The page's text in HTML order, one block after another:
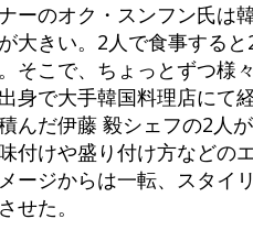
ーのオク・スンフン氏は
大きい。2人で食事する
そこで、ちょっとずつ様
身で大手韓国料理店にて
んだ伊藤 毅シェフの2人
付けや盛り付け方などの
ージからは一転、スタイ
せた。